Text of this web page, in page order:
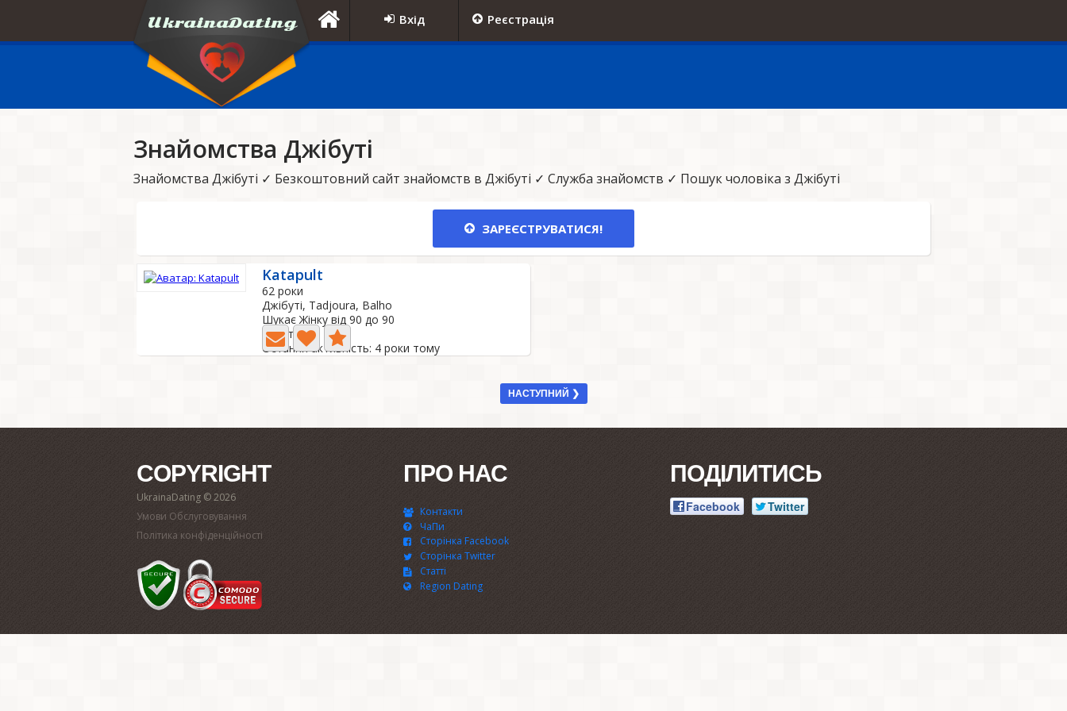
Вхід Реєстрація
Знайомства Джібуті
Знайомства Джібуті ✓ Безкоштовний сайт знайомств в Джібуті ✓ Служба знайомств ✓ Пошук чоловіка з Джібуті
ЗАРЕЄСТРУВАТИСЯ!
Katapult
62 роки
Джібуті, Tadjoura, Balho
Шукає Жінку від 90 до 90
0 Фото
Остання активність: 4 роки тому
НАСТУПНИЙ ❯
COPYRIGHT
UkrainaDating © 2026
Умови Обслуговування
Політика конфіденційності
ПРО НАС
Контакти
ЧаПи
Сторінка Facebook
Сторінка Twitter
Статті
Region Dating
ПОДІЛИТИСЬ
Facebook Twitter